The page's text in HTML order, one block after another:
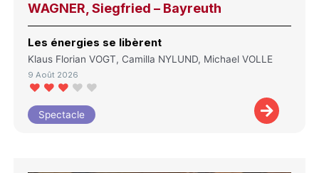
WAGNER, Siegfried – Bayreuth
Les énergies se libèrent
Klaus Florian VOGT, Camilla NYLUND, Michael VOLLE
9 Août 2026
Spectacle